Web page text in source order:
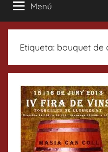
Menú
Etiqueta: bouquet de